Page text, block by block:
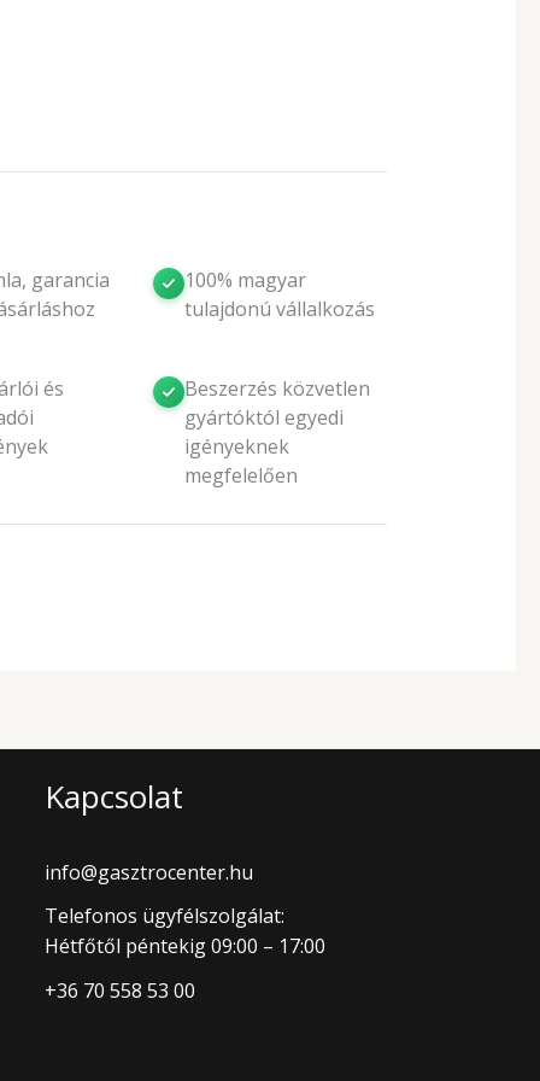
garancia
100% magyar
tulajdonú vállalkozás
és
Beszerzés közvetlen
gyártóktól egyedi
igényeknek
megfelelően
Kapcsolat
info@gasztrocenter.hu
Telefonos ügyfélszolgálat:
Hétfőtől péntekig 09:00 – 17:00
+36 70 558 53 00